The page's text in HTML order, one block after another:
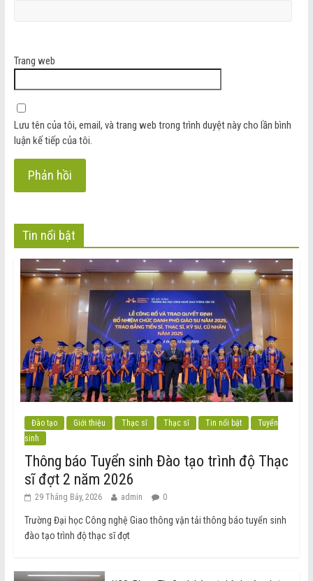
Trang web
Lưu tên của tôi, email, và trang web trong trình duyệt này cho lần bình
luận kế tiếp của tôi.
Tin nổi bật
Đào tạo Giới thiệu Thạc sĩ Thạc sĩ Tin nổi bật
Tuyển
sinh
Thông báo Tuyển sinh Đào tạo trình độ Thạc
sĩ đợt 2 năm 2026
29 Tháng Bảy, 2026 admin 0
Trường Đại học Công nghệ Giao thông vận tải thông báo tuyển sinh
đào tạo trình độ thạc sĩ đợt